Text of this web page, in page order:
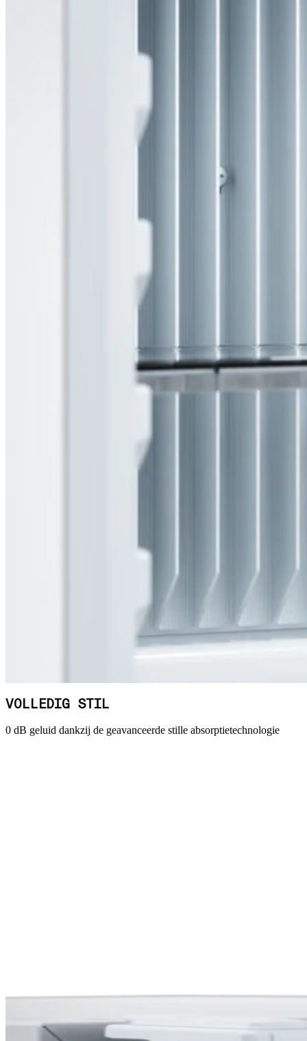
VOLLEDIG STIL
0 dB geluid dankzij de geavanceerde stille absorptietechnologie